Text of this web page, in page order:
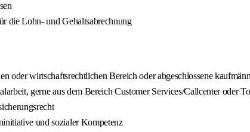
die Lohn- und Gehaltsabrechnung
oder wirtschaftsrechtlichen Bereich oder abgeschlossene
gerne aus dem Bereich Customer Services/Callcenter oder
und sozialer Kompetenz